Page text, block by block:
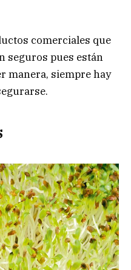
comerciales que
seguros pues están
manera, siempre hay